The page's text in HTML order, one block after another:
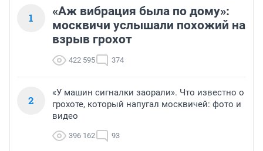
1
«Аж вибрация была по дому»:
москвичи услышали похожий на
взрыв грохот
422 595 374
2
«У машин сигналки заорали». Что известно о
грохоте, который напугал москвичей: фото и
видео
396 162 93